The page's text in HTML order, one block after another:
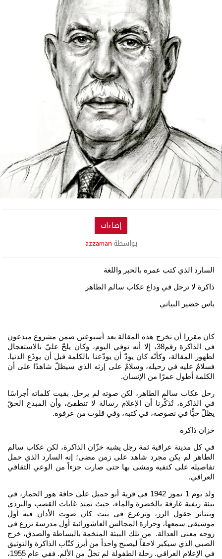
إضاءات
بواسطة azzaman
السارد الذي كتب عمره بالحبر واللغة
ذاكرة لا ترحل في وداع عكاب سالم الطاهر
ياس خضير البياتي
كان مقررا أن تخرج هذه المقالة بعد أسبوعين ضمن مشروع مبدعون
في الذاكرة رقم38، إلا أنه توفي اليوم، وكان يلحّ عليّ بالاستعجال
لظهور المقالة، وكأنّه كان يودّ أن يودّعنا بالكلمة قبل أن يودّع الدنيا.
فسلامٌ عليه في رحيله، وسلامٌ على إرثه الذي سيظلّ شاهدًا على أن
الكلمة أطول عمرًا من الإنسان.
رحل عكاب سالم الطاهر، لكن صوته لم يرحل. بقيت كلماته أجراسًا
في الذاكرة، تُذكّرنا أن الإعلام رسالة لا تنطفئ، وأن المبدع الحقّ
يظلّ حيًّا في نصوصه، في كتبه، وفي قلوب من عرفوه.
خزان ذاكرة
في كل مدينة عراقية ثمة رجل يشبه خزّان الذاكرة، لكن عكاب سالم
الطاهر لم يكن مجرد شاهد على زمن مضى؛ إنه السارد الذي حمل
تفاصيله على كتفيه ومشى بها حتى صارت جزءاً من الوعي الثقافي
العراقي.
ولد يوم 1 تموز 1942 في قرية أبو جميل على حافة هور الحمار، في
بيئة ريفية غارقة بالخضرة والماء، حيث تمتد غابات القصب والبردي
وتتناثر حقول الرز، وترعرع في بيت كان صوت الأذان فيه أول
موسيقى سمعها، وحرارة المجالس العاشورائية أول مدرسة تزرع في
روحه معنى العدالة. من تلك البيئة المتخمة بالبساطة والصدق، خرج
الصبي الذي سيكبر لاحقاً ليصبح واحداً من أبرز كتّاب الذاكرة والتوثيق
في الإعلام العراقي. رحلة الطفولة لم تخلُ من الألم. ففي عام 1955،